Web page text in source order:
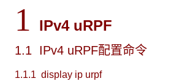
1 IPv4 uRPF
1.1 IPv4 uRPF配置命令
1.1.1 display ip urpf